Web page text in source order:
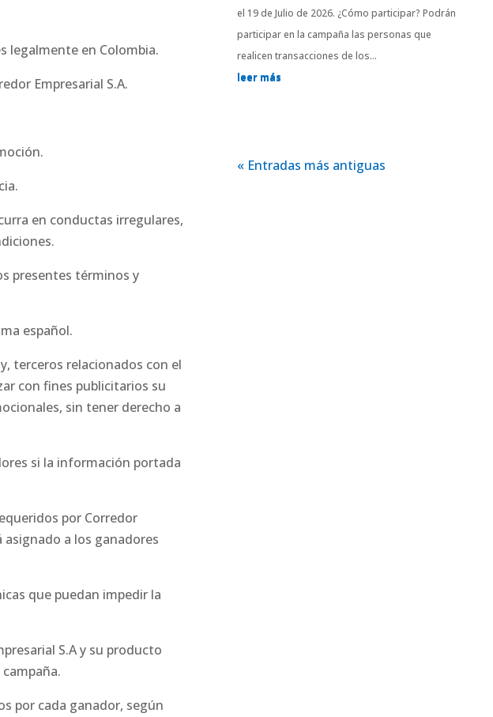
legalmente en Colombia.
Empresarial S.A.
en conductas irregulares,
presentes términos y
español.
terceros relacionados con el
con fines publicitarios su
sin tener derecho a
si la información portada
por Corredor
asignado a los ganadores
que puedan impedir la
S.A y su producto
por cada ganador, según
el 19 de Julio de 2026. ¿Cómo participar? Podrán
participar en la campaña las personas que
realicen transacciones de los...
leer más
« Entradas más antiguas